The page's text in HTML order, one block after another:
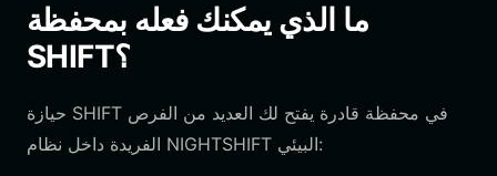
ما الذي يمكنك فعله بمحفظة
SHIFT؟
حيازة SHIFT في محفظة قادرة يفتح لك العديد من الفرص
الفريدة داخل نظام NIGHTSHIFT البيئي: